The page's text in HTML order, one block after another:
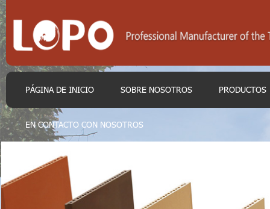
PÁGINA DE INICIO SOBRE NOSOTROS PRODUCTOS
EN CONTACTO CON NOSOTROS